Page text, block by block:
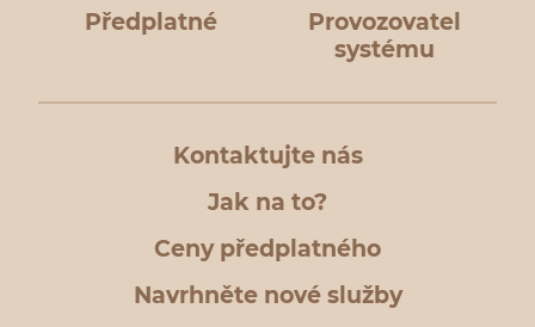
Předplatné
Provozovatel
systému
Kontaktujte nás
Jak na to?
Ceny předplatného
Navrhněte nové služby